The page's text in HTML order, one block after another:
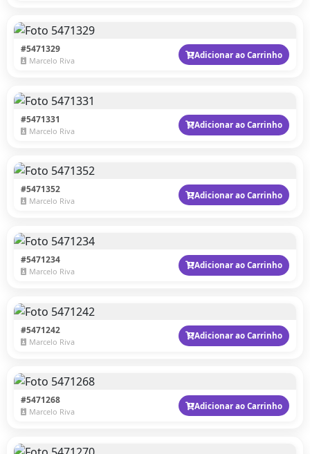
#5471329
Marcelo Riva
Adicionar ao Carrinho
#5471331
Marcelo Riva
Adicionar ao Carrinho
#5471352
Marcelo Riva
Adicionar ao Carrinho
#5471234
Marcelo Riva
Adicionar ao Carrinho
#5471242
Marcelo Riva
Adicionar ao Carrinho
#5471268
Marcelo Riva
Adicionar ao Carrinho